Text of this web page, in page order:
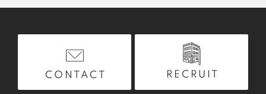
CONTACT RECRUIT